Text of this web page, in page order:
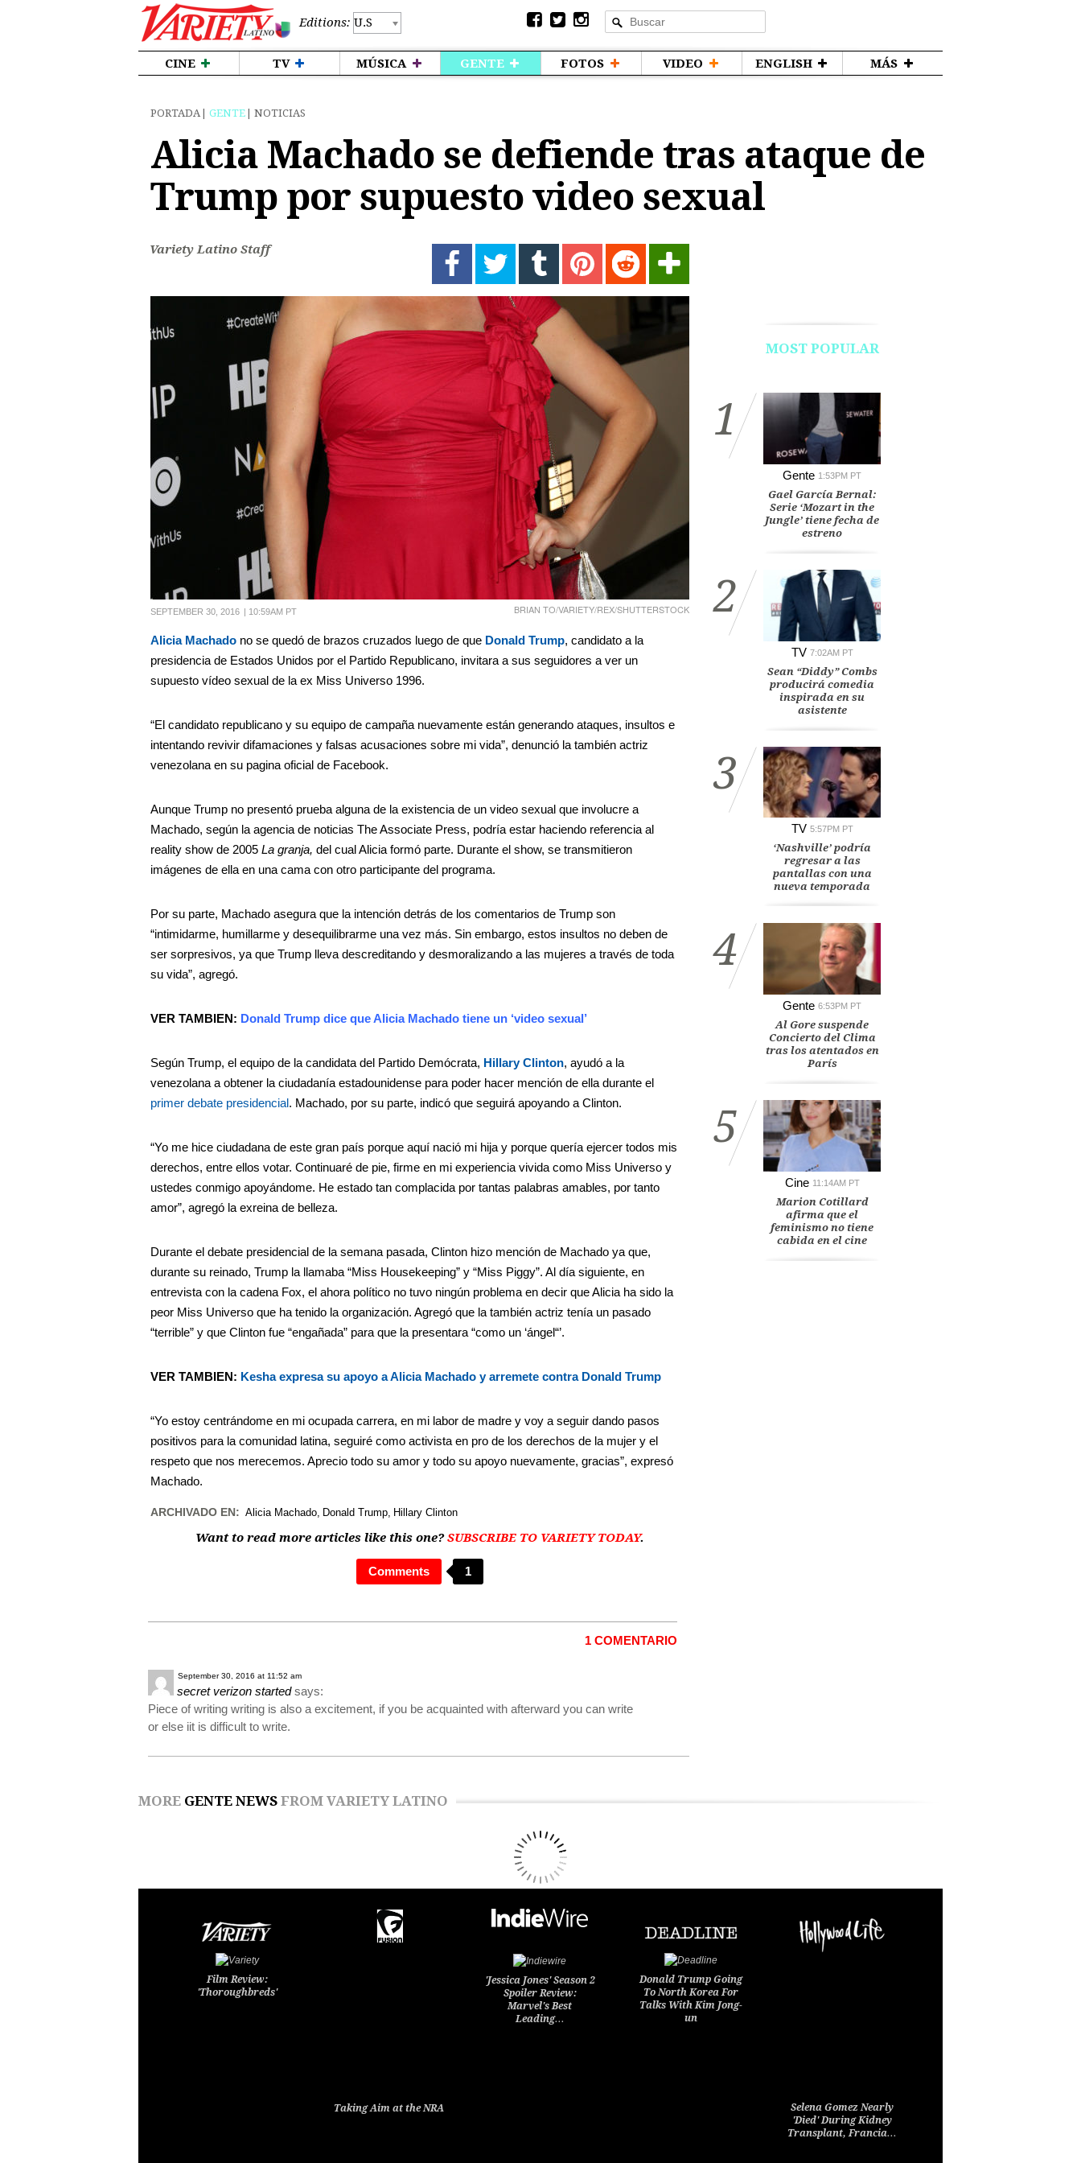
Editions:
CINE TV MÚSICA GENTE FOTOS VIDEO ENGLISH MÁS
PORTADA GENTE NOTICIAS
Alicia Machado se defiende tras ataque de
Trump por supuesto video sexual
Variety Latino Staff
BRIAN TO/VARIETY/REX/SHUTTERSTOCK
SEPTEMBER 30, 2016 | 10:59AM PT
Alicia Machado no se quedó de brazos cruzados luego de que Donald Trump, candidato a la
presidencia de Estados Unidos por el Partido Republicano, invitara a sus seguidores a ver un
supuesto vídeo sexual de la ex Miss Universo 1996.
“El candidato republicano y su equipo de campaña nuevamente están generando ataques, insultos e
intentando revivir difamaciones y falsas acusaciones sobre mi vida”, denunció la también actriz
venezolana en su pagina oficial de Facebook.
Aunque Trump no presentó prueba alguna de la existencia de un video sexual que involucre a
Machado, según la agencia de noticias The Associate Press, podría estar haciendo referencia al
reality show de 2005 La granja, del cual Alicia formó parte. Durante el show, se transmitieron
imágenes de ella en una cama con otro participante del programa.
Por su parte, Machado asegura que la intención detrás de los comentarios de Trump son
“intimidarme, humillarme y desequilibrarme una vez más. Sin embargo, estos insultos no deben de
ser sorpresivos, ya que Trump lleva descreditando y desmoralizando a las mujeres a través de toda
su vida”, agregó.
VER TAMBIEN: Donald Trump dice que Alicia Machado tiene un ‘video sexual’
Según Trump, el equipo de la candidata del Partido Demócrata, Hillary Clinton, ayudó a la
venezolana a obtener la ciudadanía estadounidense para poder hacer mención de ella durante el
primer debate presidencial. Machado, por su parte, indicó que seguirá apoyando a Clinton.
“Yo me hice ciudadana de este gran país porque aquí nació mi hija y porque quería ejercer todos mis
derechos, entre ellos votar. Continuaré de pie, firme en mi experiencia vivida como Miss Universo y
ustedes conmigo apoyándome. He estado tan complacida por tantas palabras amables, por tanto
amor”, agregó la exreina de belleza.
Durante el debate presidencial de la semana pasada, Clinton hizo mención de Machado ya que,
durante su reinado, Trump la llamaba “Miss Housekeeping” y “Miss Piggy”. Al día siguiente, en
entrevista con la cadena Fox, el ahora político no tuvo ningún problema en decir que Alicia ha sido la
peor Miss Universo que ha tenido la organización. Agregó que la también actriz tenía un pasado
“terrible” y que Clinton fue “engañada” para que la presentara “como un ‘ángel“’.
VER TAMBIEN: Kesha expresa su apoyo a Alicia Machado y arremete contra Donald Trump
“Yo estoy centrándome en mi ocupada carrera, en mi labor de madre y voy a seguir dando pasos
positivos para la comunidad latina, seguiré como activista en pro de los derechos de la mujer y el
respeto que nos merecemos. Aprecio todo su amor y todo su apoyo nuevamente, gracias”, expresó
Machado.
ARCHIVADO EN: Alicia Machado Donald Trump Hillary Clinton
Want to read more articles like this one?SUBSCRIBE TO VARIETY TODAY.
Comments 1
MOST POPULAR
1
Gente 1:53PM PT
Gael García Bernal:
Serie ‘Mozart in the
Jungle’ tiene fecha de
estreno
2
TV 7:02AM PT
Sean “Diddy” Combs
producirá comedia
inspirada en su
asistente
3
TV 5:57PM PT
‘Nashville’ podría
regresar a las
pantallas con una
nueva temporada
4
Gente 6:53PM PT
Al Gore suspende
Concierto del Clima
tras los atentados en
París
5
Cine 11:14AM PT
Marion Cotillard
afirma que el
feminismo no tiene
cabida en el cine
1 COMENTARIO
secret verizon started says:
September 30, 2016 at 11:52 am
Piece of writing writing is also a excitement, if you be acquainted with afterward you can write
or else iit is difficult to write.
MORE GENTE NEWS FROM VARIETY LATINO
Film Review:
'Thoroughbreds'
Taking Aim at the NRA
'Jessica Jones' Season 2
Spoiler Review:
Marvel's Best
Leading…
Donald Trump Going
To North Korea For
Talks With Kim Jong-
un
Selena Gomez Nearly
'Died' During Kidney
Transplant, Francia…